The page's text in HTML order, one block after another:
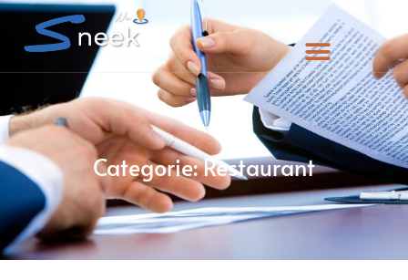
Categorie: Restaurant